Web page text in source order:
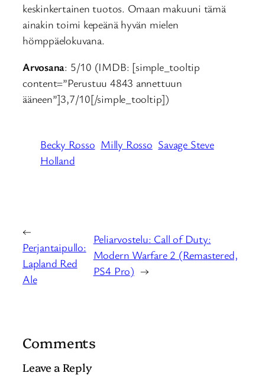
keskinkertainen tuotos. Omaan makuuni tämä
ainakin toimi kepeänä hyvän mielen
hömppäelokuvana.
Arvosana: 5/10 (IMDB: [simple_tooltip
content=”Perustuu 4843 annettuun
ääneen”]3,7/10[/simple_tooltip])
Becky Rosso Milly Rosso Savage Steve
Holland
←
Perjantaipullo:
Lapland Red
Ale
Peliarvostelu: Call of Duty:
Modern Warfare 2 (Remastered,
PS4 Pro) →
Comments
Leave a Reply